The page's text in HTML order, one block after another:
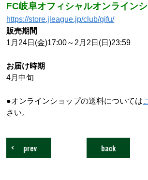
FC岐阜オフィシャルオンライン
https://store.jleague.jp/club/gifu/
販売期間
1月24日(金)17:00～2月2日(日)23:59
お届け時期
4月中旬
●オンラインショップの送料については
さい。
back
prev